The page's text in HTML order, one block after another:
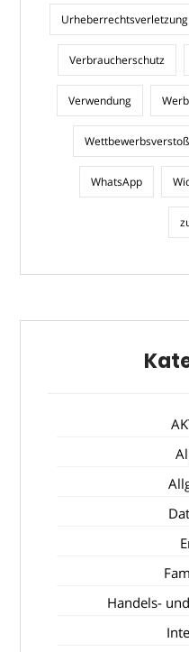
Urheberrechtsverletzung
Verbraucherschutz
Verwendung
Wettbewerbsverstoß
WhatsApp
Handels-